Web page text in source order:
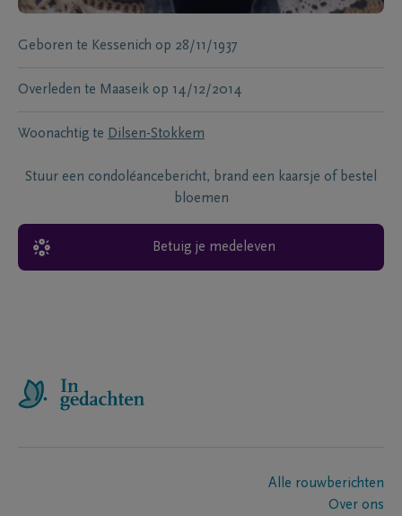
Geboren te Kessenich op 28/11/1937
Overleden te Maaseik op 14/12/2014
Woonachtig te Dilsen-Stokkem
Stuur een condoléancebericht, brand een kaarsje of bestel
bloemen
Betuig je medeleven
Alle rouwberichten
Over ons